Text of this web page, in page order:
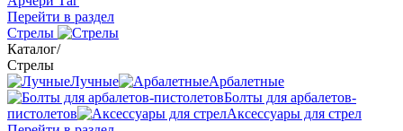
Перейти в раздел
Стрелы
Каталог/
Стрелы
Лучные
Арбалетные
Болты для арбалетов-
пистолетов
Аксессуары для стрел